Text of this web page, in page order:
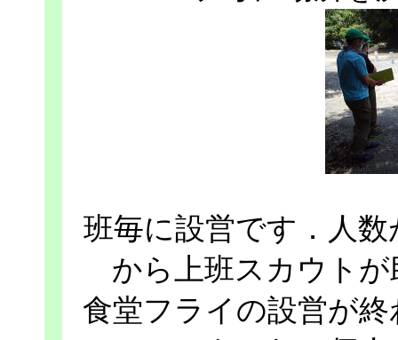
班毎に設営です．人
から上班スカウト
食堂フライの設営が